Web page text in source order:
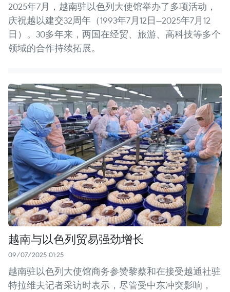
2025年7月，越南驻以色列大使馆举办了多项活动，
庆祝越以建交32周年（1993年7月12日—2025年7月12
日）。30多年来，两国在经贸、旅游、高科技等多个
领域的合作持续拓展。
越南与以色列贸易强劲增长
09/07/2025 01:25
越南驻以色列大使馆商务参赞黎蔡和在接受越通社驻
特拉维夫记者采访时表示，尽管受中东冲突影响，